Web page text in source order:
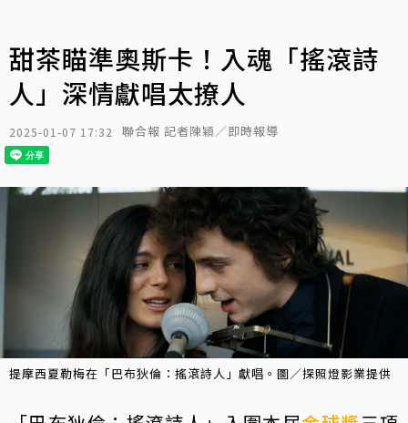
甜茶瞄準奧斯卡！入魂「搖滾詩
人」深情獻唱太撩人
2025-01-07 17:32 聯合報 記者陳穎／即時報導
提摩西夏勒梅在「巴布狄倫：搖滾詩人」獻唱。圖／探照燈影業提供